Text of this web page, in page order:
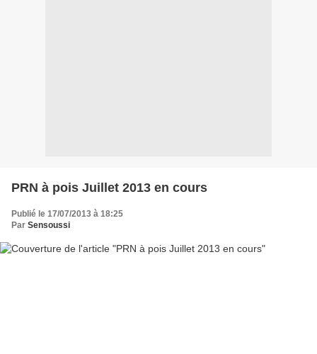
PRN à pois Juillet 2013 en cours
Publié le 17/07/2013 à 18:25
Par Sensoussi